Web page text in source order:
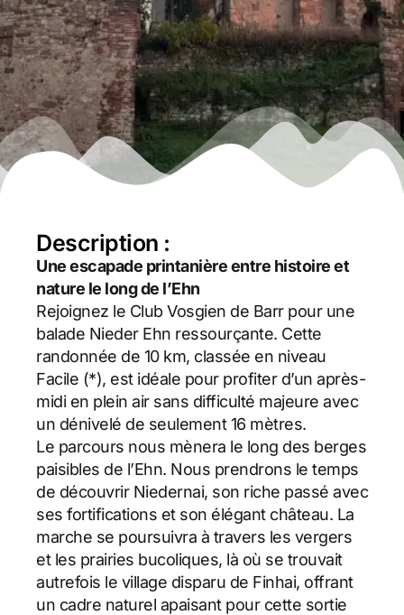
Description :
Une escapade printanière entre histoire et
nature le long de l’Ehn
Rejoignez le Club Vosgien de Barr pour une
balade Nieder Ehn ressourçante. Cette
randonnée de 10 km, classée en niveau
Facile (*), est idéale pour profiter d’un après-
midi en plein air sans difficulté majeure avec
un dénivelé de seulement 16 mètres.
Le parcours nous mènera le long des berges
paisibles de l’Ehn. Nous prendrons le temps
de découvrir Niedernai, son riche passé avec
ses fortifications et son élégant château. La
marche se poursuivra à travers les vergers
et les prairies bucoliques, là où se trouvait
autrefois le village disparu de Finhai, offrant
un cadre naturel apaisant pour cette sortie